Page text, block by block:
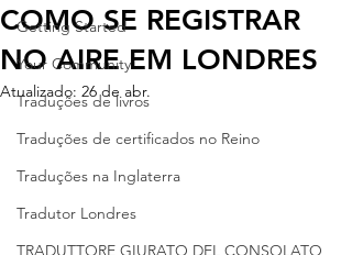
Getting Started
Your Community
Traduções de livros
Traduções de certificados no Reino
Traduções na Inglaterra
Tradutor Londres
TRADUTTORE GIURATO DEL CONSOLATO
COMO SE REGISTRAR
NO AIRE EM LONDRES
Atualizado: 26 de abr.